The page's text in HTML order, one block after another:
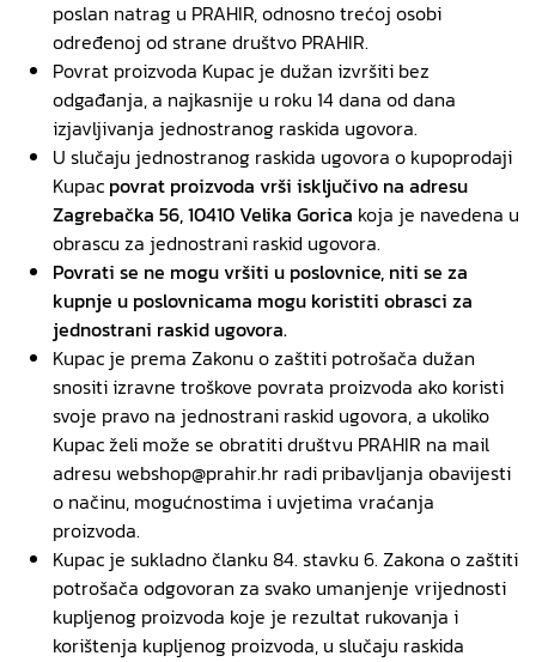
poslan natrag u PRAHIR, odnosno trećoj osobi
određenoj od strane društvo PRAHIR.
Povrat proizvoda Kupac je dužan izvršiti bez
odgađanja, a najkasnije u roku 14 dana od dana
izjavljivanja jednostranog raskida ugovora.
U slučaju jednostranog raskida ugovora o kupoprodaji
Kupac povrat proizvoda vrši isključivo na adresu
Zagrebačka 56, 10410 Velika Gorica koja je navedena u
obrascu za jednostrani raskid ugovora.
Povrati se ne mogu vršiti u poslovnice, niti se za
kupnje u poslovnicama mogu koristiti obrasci za
jednostrani raskid ugovora.
Kupac je prema Zakonu o zaštiti potrošača dužan
snositi izravne troškove povrata proizvoda ako koristi
svoje pravo na jednostrani raskid ugovora, a ukoliko
Kupac želi može se obratiti društvu PRAHIR na mail
adresu webshop@prahir.hr radi pribavljanja obavijesti
o načinu, mogućnostima i uvjetima vraćanja
proizvoda.
Kupac je sukladno članku 84. stavku 6. Zakona o zaštiti
potrošača odgovoran za svako umanjenje vrijednosti
kupljenog proizvoda koje je rezultat rukovanja i
korištenja kupljenog proizvoda, u slučaju raskida